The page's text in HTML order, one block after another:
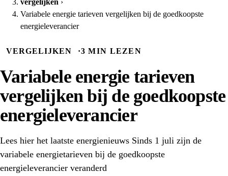
vergelijken ›
Variabele energie tarieven vergelijken bij de goedkoopste
energieleverancier
VERGELIJKEN ·3 MIN LEZEN
Variabele energie tarieven
vergelijken bij de goedkoopste
energieleverancier
Lees hier het laatste energienieuws Sinds 1 juli zijn de
variabele energietarieven bij de goedkoopste
energieleverancier veranderd